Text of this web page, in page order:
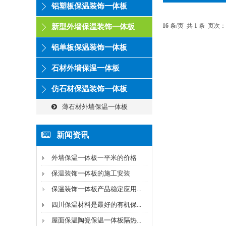
铝塑板保温装饰一体板
新型外墙保温装饰一体板
铝单板保温装饰一体板
石材外墙保温一体板
仿石材保温装饰一体板
薄石材外墙保温一体板
新闻资讯
外墙保温一体板一平米的价格
保温装饰一体板的施工安装
保温装饰一体板产品稳定应用...
四川保温材料是最好的有机保...
屋面保温陶瓷保温一体板隔热...
16 条/页 共 1 条 页次：